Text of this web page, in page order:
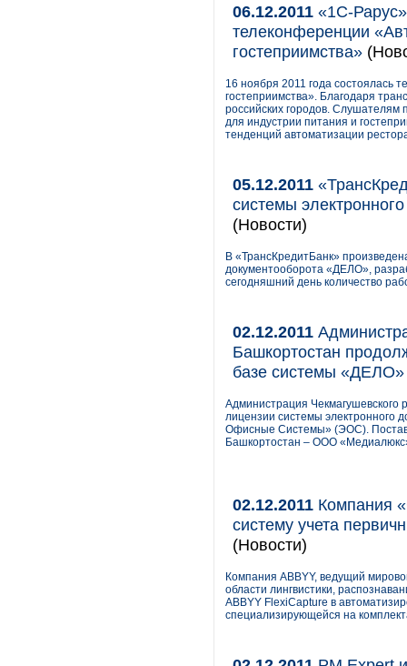
06.12.2011 «1С-
телеконференции
гостеприимства»
16 ноября 2011 года состоялась
гостеприимства». Благодаря
российских городов.
для индустрии питания и
тенденций автоматизации
05.12.2011
системы
(Новости)
В «ТрансКредитБанк»
документооборота «ДЕЛО»,
сегодняшний день количество
02.12.2011
Башкортостан
базе системы «ДЕЛО»
Администрация
лицензии системы электронного
Офисные Системы» (ЭОС).
Башкортостан – ООО
02.12.2011 Компания
систему учета
(Новости)
Компания ABBYY, ведущий
области лингвистики,
ABBYY FlexiCapture в
специализирующейся на